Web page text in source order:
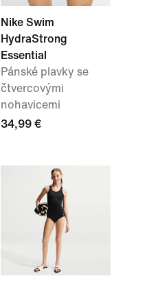
Nike Swim
HydraStrong
Essential
Pánské plavky se
čtvercovými
nohavicemi
34,99 €